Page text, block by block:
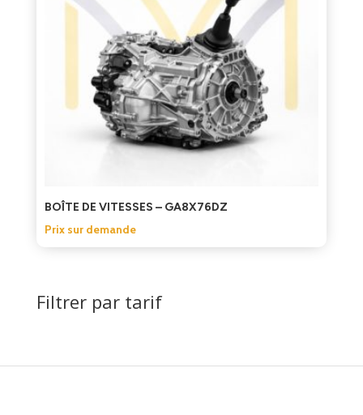
BOÎTE DE VITESSES – GA8X76DZ
Prix sur demande
Filtrer par tarif